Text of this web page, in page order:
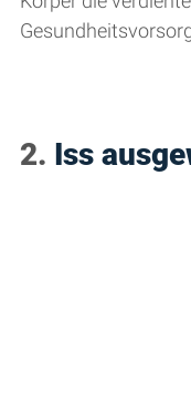
2. Iss